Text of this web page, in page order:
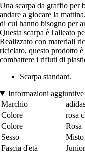
Una scarpa da graffio per
andare a giocare la
di cui hanno bisogno per
Questa scarpa è l'alleato
Realizzato con materiali
riciclato, questo prodotto
combattere i rifiuti di
Scarpa standard.
Informazioni aggiuntive
Marchio
Colore
rosa
Colore
Rosa
Sesso
Misto
Fascia d'età
Junior